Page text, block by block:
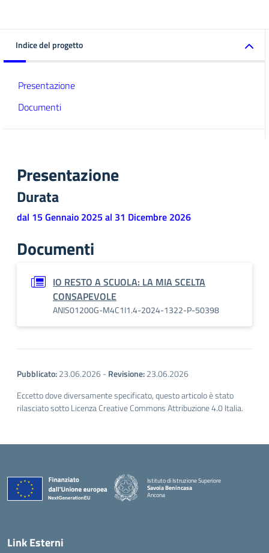
Indice del progetto
Presentazione
Documenti
Presentazione
Durata
dal 15 Gennaio 2025 al 31 Dicembre 2026
Documenti
IO RESTO A SCUOLA: LA MIA SCELTA
CONSAPEVOLE
ANIS01200G-M4C1I1.4-2024-1322-P-50398
Pubblicato:23.06.2026 -Revisione:23.06.2026
Eccetto dove diversamente specificato, questo articolo è stato
rilasciato sotto Licenza Creative Commons Attribuzione 4.0 Italia.
Istituto di Istruzione Superiore
Savoia Benincasa
Ancona
Link Esterni